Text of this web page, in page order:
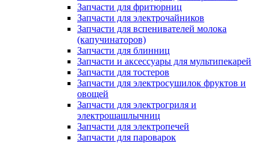
Запчасти для фритюрниц
Запчасти для электрочайников
Запчасти для вспенивателей молока
(капучинаторов)
Запчасти для блинниц
Запчасти и аксессуары для мультипекарей
Запчасти для тостеров
Запчасти для электросушилок фруктов и
овощей
Запчасти для электрогриля и
электрошашлычниц
Запчасти для электропечей
Запчасти для пароварок